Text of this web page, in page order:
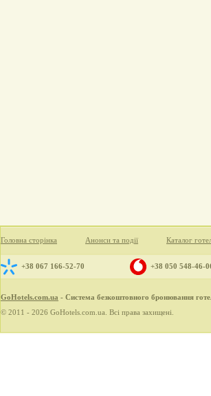
Головна сторінка Анонси та події Каталог
+38 067 166-52-70 +38 050 548-46-
GoHotels.com.ua - Система безкоштовного бронювання
© 2011 - 2026 GoHotels.com.ua. Всі права захищені.